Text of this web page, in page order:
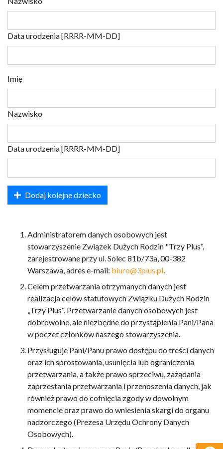
Data urodzenia [RRRR-MM-DD]
Imię
Nazwisko
Data urodzenia [RRRR-MM-DD]
Dodaj kolejne dziecko
Administratorem danych osobowych jest
stowarzyszenie Związek Dużych Rodzin "Trzy Plus“,
zarejestrowane przy ul. Solec 81b/73a, 00-382
Warszawa, adres e-mail: biuro@3plus.pl.
Celem przetwarzania otrzymanych danych jest
realizacja celów statutowych Związku Dużych Rodzin
„Trzy Plus“. Przetwarzanie danych osobowych jest
dobrowolne, ale niezbędne do przystąpienia Pani/Pana
w poczet członków naszego stowarzyszenia.
Przysługuje Pani/Panu prawo dostępu do treści danych
oraz ich sprostowania, usunięcia lub ograniczenia
przetwarzania, a także prawo sprzeciwu, zażądania
zaprzestania przetwarzania i przenoszenia danych, jak
również prawo do cofnięcia zgody w dowolnym
momencie oraz prawo do wniesienia skargi do organu
nadzorczego (Prezesa Urzędu Ochrony Danych
Osobowych).